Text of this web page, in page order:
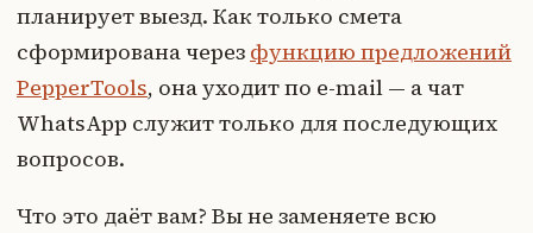
планирует выезд. Как только смета
сформирована через функцию предложений
PepperTools, она уходит по e-mail — а чат
WhatsApp служит только для последующих
вопросов.
Что это даёт вам? Вы не заменяете всю